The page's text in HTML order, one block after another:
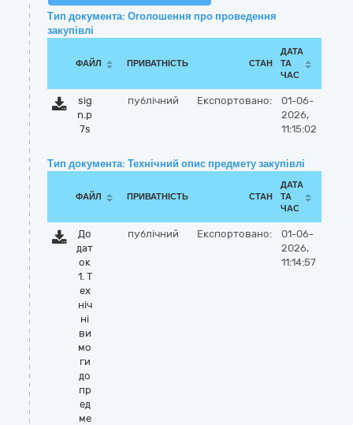
Тип документа: Оголошення про проведення
закупівлі
ФАЙЛ ПРИВАТНІСТЬ СТАН
ДАТА
ТА
ЧАС
sig
n.p
7s
публічний Експортовано:
01-06-
2026,
11:15:02
Тип документа: Технічний опис предмету закупівлі
ФАЙЛ ПРИВАТНІСТЬ СТАН
ДАТА
ТА
ЧАС
До
дат
ок
1. Т
ех
ніч
ні
ви
мо
ги
до
пр
ед
ме
публічний Експортовано:
01-06-
2026,
11:14:57